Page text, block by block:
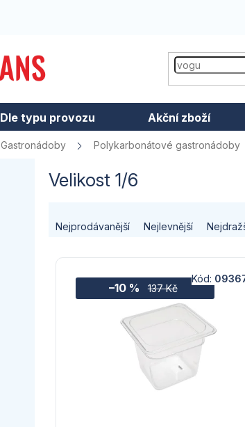
Dle typu provozu Akční zboží
Gastronádoby Polykarbonátové gastronádoby
Velikost 1/6
Nejprodávanější Nejlevnější
V
137 Kč
–10 %
Kód: